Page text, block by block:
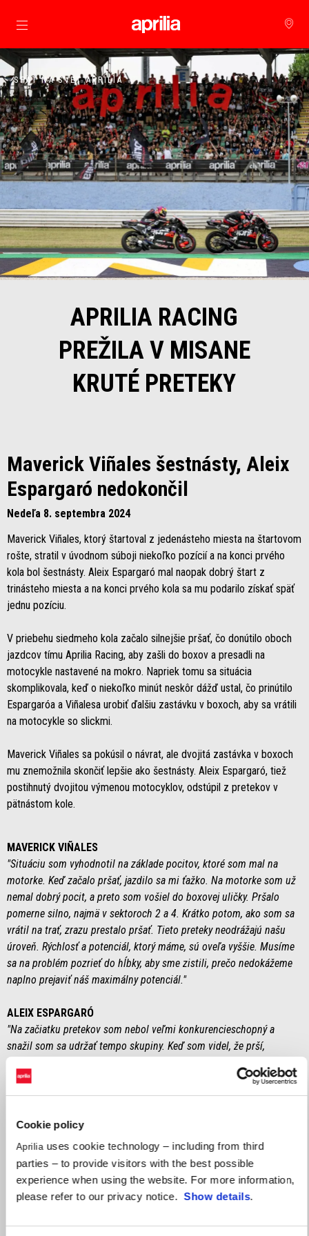
Cookie policy
Aprilia uses cookie technology – including from third
parties – to provide visitors with the best possible
experience when using the website. For more information,
please refer to our privacy notice.Show details.
Prejsť na hlavný obsah
SPÄŤ NA SVET APRILIA
APRILIA RACING
PREŽILA V MISANE
KRUTÉ PRETEKY
Maverick Viñales šestnásty, Aleix
Espargaró nedokončil
Nedeľa 8. septembra 2024
Maverick Viñales, ktorý štartoval z jedenásteho miesta na štartovom
rošte, stratil v úvodnom súboji niekoľko pozícií a na konci prvého
kola bol šestnásty. Aleix Espargaró mal naopak dobrý štart z
trinásteho miesta a na konci prvého kola sa mu podarilo získať späť
jednu pozíciu.
V priebehu siedmeho kola začalo silnejšie pršať, čo donútilo oboch
jazdcov tímu Aprilia Racing, aby zašli do boxov a presadli na
motocykle nastavené na mokro. Napriek tomu sa situácia
skomplikovala, keď o niekoľko minút neskôr dážď ustal, čo prinútilo
Espargaróa a Viñalesa urobiť ďalšiu zastávku v boxoch, aby sa vrátili
na motocykle so slickmi.
Maverick Viñales sa pokúsil o návrat, ale dvojitá zastávka v boxoch
mu znemožnila skončiť lepšie ako šestnásty. Aleix Espargaró, tiež
postihnutý dvojitou výmenou motocyklov, odstúpil z pretekov v
pätnástom kole.
MAVERICK VIÑALES
"Situáciu som vyhodnotil na základe pocitov, ktoré som mal na
motorke. Keď začalo pršať, jazdilo sa mi ťažko. Na motorke som už
nemal dobrý pocit, a preto som vošiel do boxovej uličky. Pršalo
pomerne silno, najmä v sektoroch 2 a 4. Krátko potom, ako som sa
vrátil na trať, zrazu prestalo pršať. Tieto preteky neodrážajú našu
úroveň. Rýchlosť a potenciál, ktorý máme, sú oveľa vyššie. Musíme
sa na problém pozrieť do hĺbky, aby sme zistili, prečo nedokážeme
naplno prejaviť náš maximálny potenciál."
ALEIX ESPARGARÓ
"Na začiatku pretekov som nebol veľmi konkurencieschopný a
snažil som sa udržať tempo skupiny. Keď som videl, že prší,
pomyslel som si, že je správny čas zariskovať. Tento víkend sme
neboli konkurencieschopní. Bojujeme s nedostatkom priľnavosti a
nie sme na úrovni, na ktorej by sme chceli byť."
MASSIMO RIVOLA (CEO Aprilia Racing)
„Ďalší nevydarený víkend. Pozitívne je, že všetky náznaky týkajúce sa
stredných pneumatík sú skôr potešujúce. Rozhodnutie vymeniť
motorky, keď začalo pršať, bolo jednoznačne nesprávne, ale v
podmienkach nedostatočnej priľnavosti nám motorka vyslala jasné
šťastie, že v pondelok nás čaká test a potom ďalšie preteky na tejto